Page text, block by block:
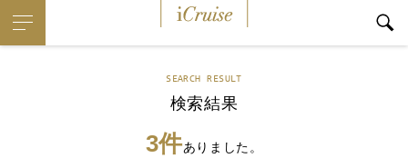
SEARCH RESULT
検索結果
3件ありました。